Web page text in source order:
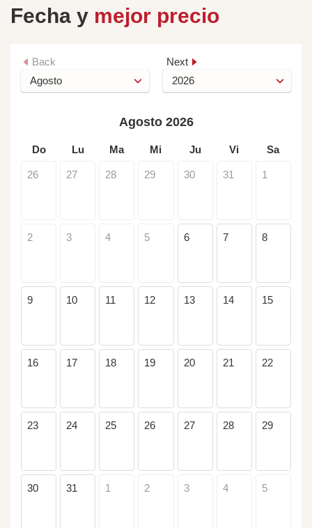
Fecha y mejor precio
Back Next
Agosto 2026
Do Lu Ma Mi Ju Vi Sa
26 27 28 29 30 31 1
2 3 4 5 6 7 8
9 10 11 12 13 14 15
16 17 18 19 20 21 22
23 24 25 26 27 28 29
30 31 1 2 3 4 5